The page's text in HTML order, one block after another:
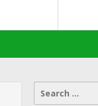
for: